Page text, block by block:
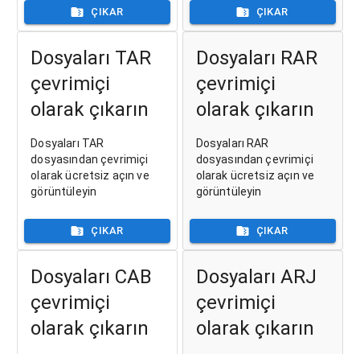
ÇIKAR ÇIKAR
Dosyaları TAR
çevrimiçi
olarak çıkarın
Dosyaları TAR
dosyasından çevrimiçi
olarak ücretsiz açın ve
görüntüleyin
ÇIKAR
Dosyaları RAR
çevrimiçi
olarak çıkarın
Dosyaları RAR
dosyasından çevrimiçi
olarak ücretsiz açın ve
görüntüleyin
ÇIKAR
Dosyaları CAB
çevrimiçi
olarak çıkarın
Dosyaları ARJ
çevrimiçi
olarak çıkarın